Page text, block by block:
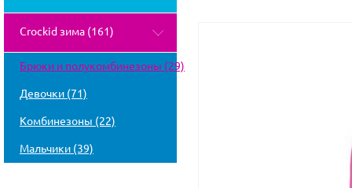
Crockid зима (161)
Брюки и полукомбинезоны (29)
Девочки (71)
Комбинезоны (22)
Мальчики (39)